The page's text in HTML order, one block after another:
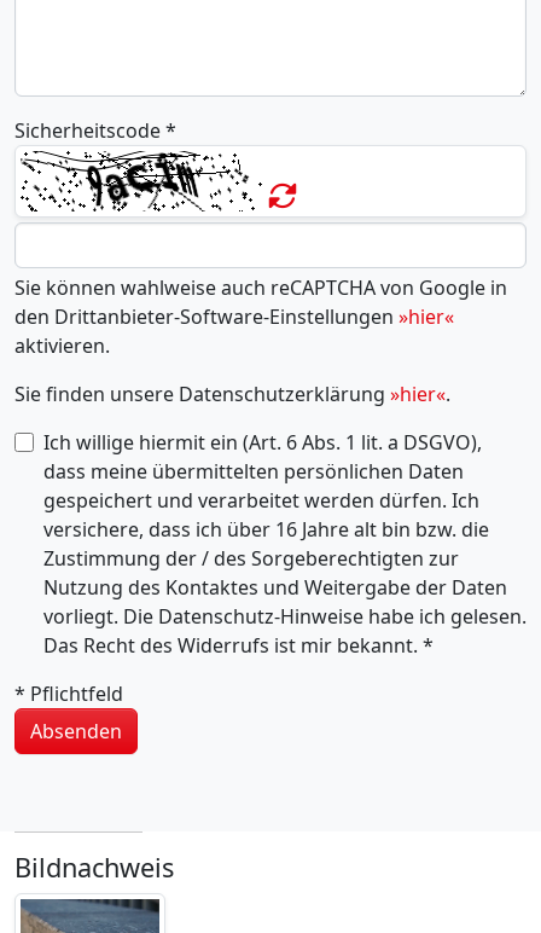
Sicherheitscode*
Sie können wahlweise auch reCAPTCHA von Google in
den Drittanbieter-Software-Einstellungen »hier«
aktivieren.
Sie finden unsere Datenschutzerklärung »hier«.
Ich willige hiermit ein (Art. 6 Abs. 1 lit. a DSGVO),
dass meine übermittelten persönlichen Daten
gespeichert und verarbeitet werden dürfen. Ich
versichere, dass ich über 16 Jahre alt bin bzw. die
Zustimmung der / des Sorgeberechtigten zur
Nutzung des Kontaktes und Weitergabe der Daten
vorliegt. Die Datenschutz-Hinweise habe ich gelesen.
Das Recht des Widerrufs ist mir bekannt. *
* Pflichtfeld
Bildnachweis